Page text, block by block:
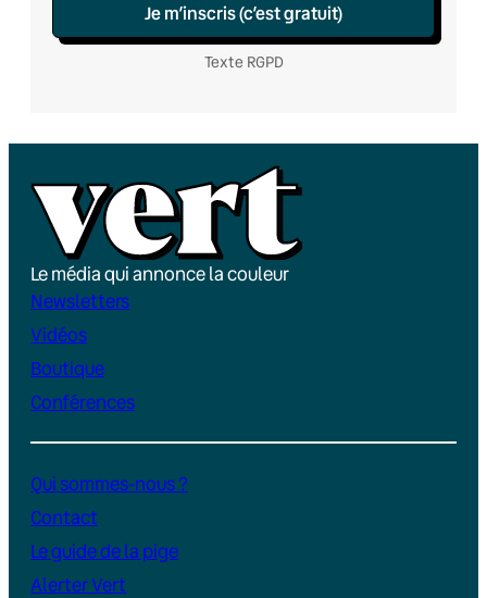
Je m’inscris (c’est gratuit)
Texte RGPD
Le média qui annonce la couleur
Newsletters
Vidéos
Boutique
Conférences
Qui sommes-nous ?
Contact
Le guide de la pige
Alerter Vert